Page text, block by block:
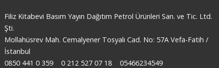
Filiz Kitabevi Basım Yayın Dağıtım Petrol Ürünleri San. ve Tic. Ltd.
Şti.
Mollahüsrev Mah. Cemalyener Tosyalı Cad. No: 57A Vefa-Fatih /
İstanbul
0850 441 0 359
0 212 527 07 18 05466234549